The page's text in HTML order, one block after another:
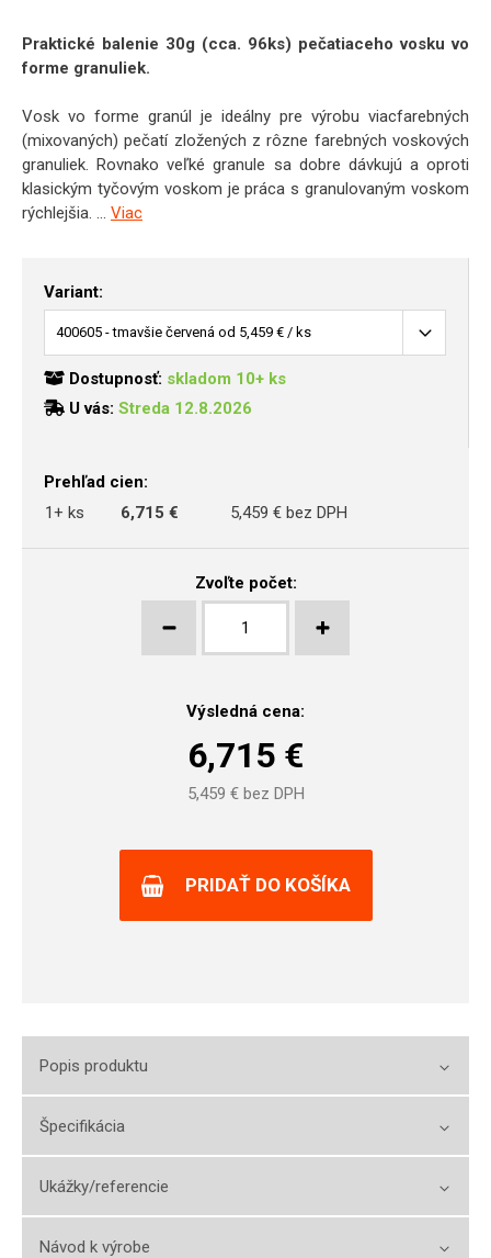
Praktické balenie 30g (cca. 96ks) pečatiaceho vosku vo
forme granuliek.
Vosk vo forme granúl je ideálny pre výrobu viacfarebných
(mixovaných) pečatí zložených z rôzne farebných voskových
granuliek. Rovnako veľké granule sa dobre dávkujú a oproti
klasickým tyčovým voskom je práca s granulovaným voskom
rýchlejšia. ... Viac
Variant:
Dostupnosť: skladom 10+ ks
U vás: Streda 12.8.2026
Prehľad cien:
1+ ks
6,715 € 5,459 € bez DPH
Zvoľte počet:
Výsledná cena:
6,715 €
5,459 € bez DPH
PRIDAŤ DO KOŠÍKA
Popis produktu
Špecifikácia
Ukážky/referencie
Návod k výrobe